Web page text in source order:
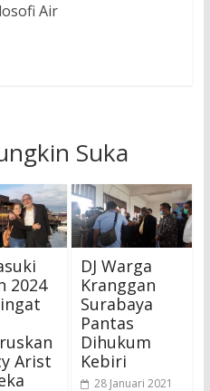
Air
Suka
2024
Arist
DJ Warga
Kranggan
Surabaya
Pantas
Dihukum
Kebiri
28 Januari 2021